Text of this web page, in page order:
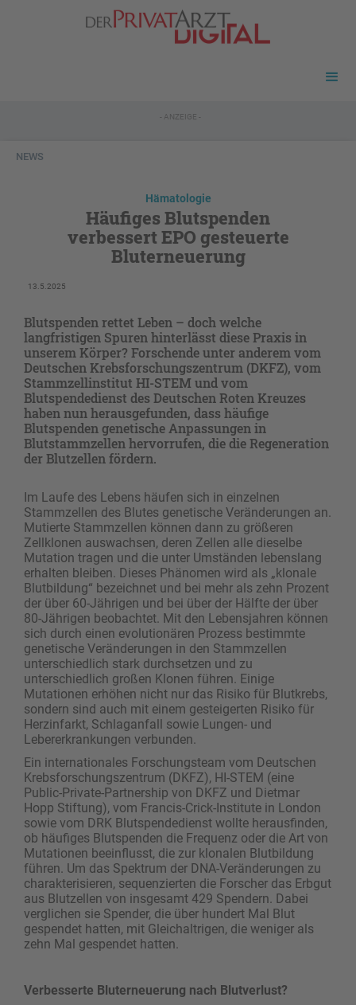
- ANZEIGE -
NEWS
Hämatologie
Häufiges Blutspenden
verbessert EPO gesteuerte
Bluterneuerung
13.5.2025
Blutspenden rettet Leben – doch welche
langfristigen Spuren hinterlässt diese Praxis in
unserem Körper? Forschende unter anderem vom
Deutschen Krebsforschungszentrum (DKFZ), vom
Stammzellinstitut HI-STEM und vom
Blutspendedienst des Deutschen Roten Kreuzes
haben nun herausgefunden, dass häufige
Blutspenden genetische Anpassungen in
Blutstammzellen hervorrufen, die die Regeneration
der Blutzellen fördern.
Im Laufe des Lebens häufen sich in einzelnen
Stammzellen des Blutes genetische Veränderungen an.
Mutierte Stammzellen können dann zu größeren
Zellklonen auswachsen, deren Zellen alle dieselbe
Mutation tragen und die unter Umständen lebenslang
erhalten bleiben. Dieses Phänomen wird als „klonale
Blutbildung“ bezeichnet und bei mehr als zehn Prozent
der über 60-Jährigen und bei über der Hälfte der über
80-Jährigen beobachtet. Mit den Lebensjahren können
sich durch einen evolutionären Prozess bestimmte
genetische Veränderungen in den Stammzellen
unterschiedlich stark durchsetzen und zu
unterschiedlich großen Klonen führen. Einige
Mutationen erhöhen nicht nur das Risiko für Blutkrebs,
sondern sind auch mit einem gesteigerten Risiko für
Herzinfarkt, Schlaganfall sowie Lungen- und
Lebererkrankungen verbunden.
Ein internationales Forschungsteam vom Deutschen
Krebsforschungszentrum (DKFZ), HI-STEM (eine
Public-Private-Partnership von DKFZ und Dietmar
Hopp Stiftung), vom Francis-Crick-Institute in London
sowie vom DRK Blutspendedienst wollte herausfinden,
ob häufiges Blutspenden die Frequenz oder die Art von
Mutationen beeinflusst, die zur klonalen Blutbildung
führen. Um das Spektrum der DNA-Veränderungen zu
charakterisieren, sequenzierten die Forscher das Erbgut
aus Blutzellen von insgesamt 429 Spendern. Dabei
verglichen sie Spender, die über hundert Mal Blut
gespendet hatten, mit Gleichaltrigen, die weniger als
zehn Mal gespendet hatten.
Verbesserte Bluterneuerung nach Blutverlust?